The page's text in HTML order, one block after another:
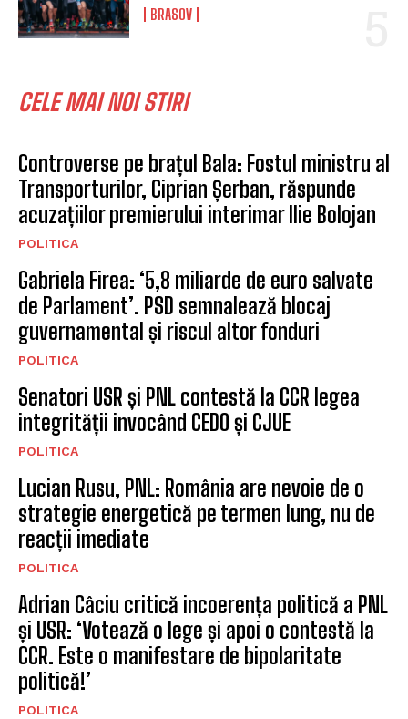
BRASOV
CELE MAI NOI STIRI
Controverse pe brațul Bala: Fostul ministru al
Transporturilor, Ciprian Șerban, răspunde
acuzațiilor premierului interimar Ilie Bolojan
POLITICA
Gabriela Firea: ‘5,8 miliarde de euro salvate
de Parlament’. PSD semnalează blocaj
guvernamental și riscul altor fonduri
POLITICA
Senatori USR și PNL contestă la CCR legea
integrității invocând CEDO și CJUE
POLITICA
Lucian Rusu, PNL: România are nevoie de o
strategie energetică pe termen lung, nu de
reacții imediate
POLITICA
Adrian Câciu critică incoerența politică a PNL
și USR: ‘Votează o lege și apoi o contestă la
CCR. Este o manifestare de bipolaritate
politică!’
POLITICA